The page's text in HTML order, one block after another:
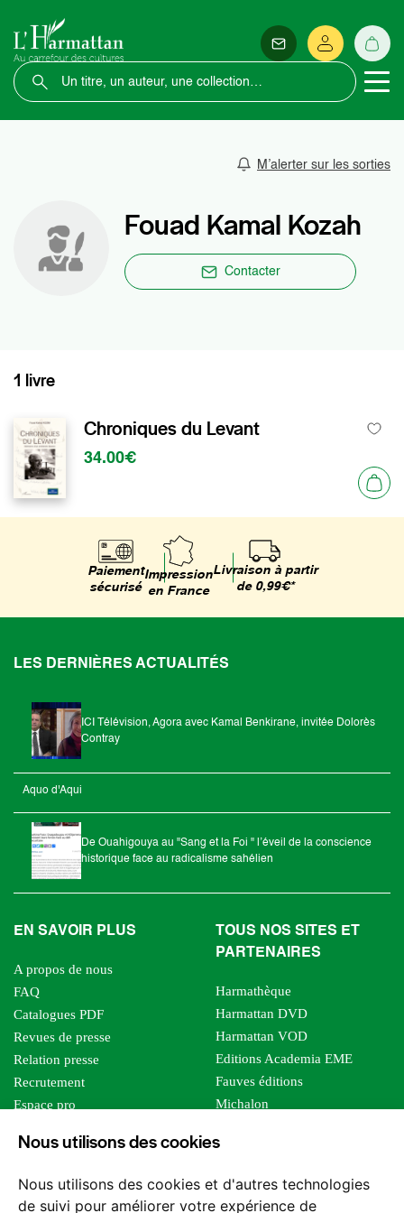
Nous utilisons des cookies
Nous utilisons des cookies et d'autres technologies
de suivi pour améliorer votre expérience de
M’alerter sur les sorties
Fouad Kamal Kozah
Contacter
1 livre
Chroniques du Levant
34.00€
Paiement
sécurisé
Impression
en France
Livraison à partir
de 0,99€*
LES DERNIÈRES ACTUALITÉS
ICI Télévision, Agora avec Kamal Benkirane, invitée Dolorès
Contray
Aquo d'Aqui
De Ouahigouya au "Sang et la Foi " l’éveil de la conscience
historique face au radicalisme sahélien
EN SAVOIR PLUS
A propos de nous
FAQ
Catalogues PDF
Revues de presse
Relation presse
Recrutement
Espace pro
Foreign rights
TOUS NOS SITES ET
PARTENAIRES
Harmathèque
Harmattan DVD
Harmattan VOD
Editions Academia EME
Fauves éditions
Michalon
Editions Sutton
Les impliqués